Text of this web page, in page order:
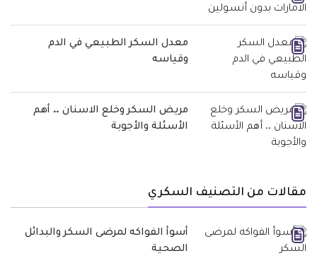
معدل السكر الطبيعي في الدم
وقياسه
مريض السكر وخلع الاسنان .. أهم
الأسئلة والأجوبة
مقالات من التصنيف السكري
أسوأ الفواكه لمرضى السكر والبدائل
الصحية